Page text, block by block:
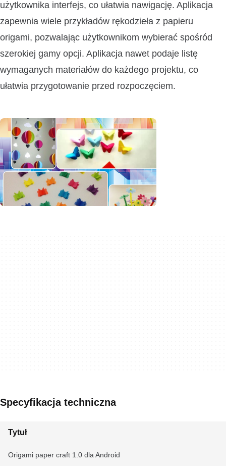
użytkownika interfejs, co ułatwia nawigację. Aplikacja
zapewnia wiele przykładów rękodzieła z papieru
origami, pozwalając użytkownikom wybierać spośród
szerokiej gamy opcji. Aplikacja nawet podaje listę
wymaganych materiałów do każdego projektu, co
ułatwia przygotowanie przed rozpoczęciem.
Specyfikacja techniczna
Tytuł
Origami paper craft 1.0 dla Android